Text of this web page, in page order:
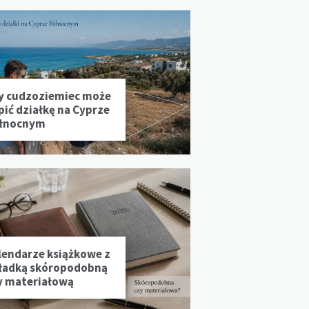
cudzoziemiec może
działkę na Cyprze
książkowe z
skóropodobną
materiałową